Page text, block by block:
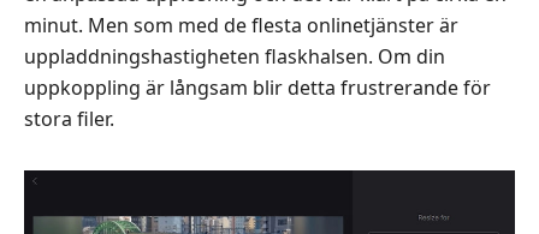
minut. Men som med de flesta onlinetjänster är
uppladdningshastigheten flaskhalsen. Om din
uppkoppling är långsam blir detta frustrerande för
stora filer.